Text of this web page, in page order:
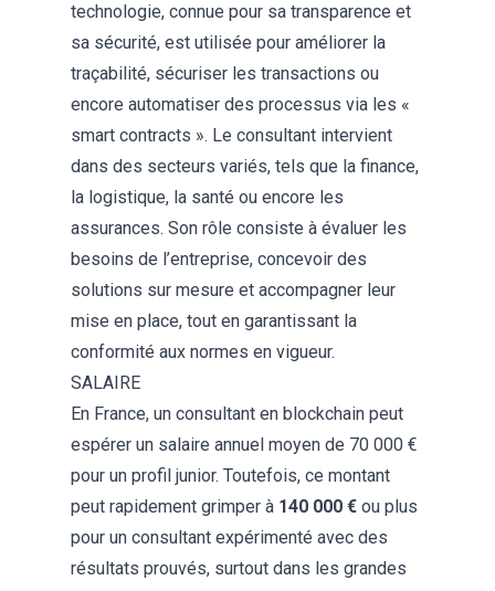
technologie, connue pour sa transparence et
sa sécurité, est utilisée pour améliorer la
traçabilité, sécuriser les transactions ou
encore automatiser des processus via les «
smart contracts ». Le consultant intervient
dans des secteurs variés, tels que la finance,
la logistique, la santé ou encore les
assurances. Son rôle consiste à évaluer les
besoins de l’entreprise, concevoir des
solutions sur mesure et accompagner leur
mise en place, tout en garantissant la
conformité aux normes en vigueur.
SALAIRE
En France, un consultant en blockchain peut
espérer un salaire annuel moyen de 70 000 €
pour un profil junior. Toutefois, ce montant
peut rapidement grimper à 140 000 € ou plus
pour un consultant expérimenté avec des
résultats prouvés, surtout dans les grandes